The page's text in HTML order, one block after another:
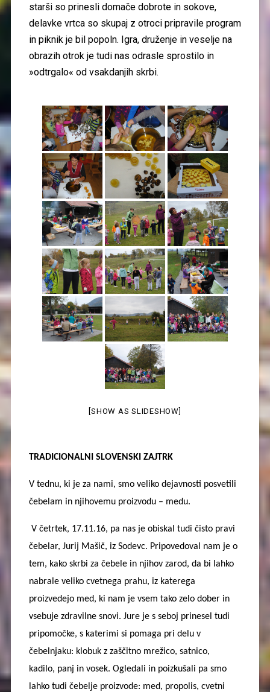
starši so prinesli domače dobrote in sokove,
delavke vrtca so skupaj z otroci pripravile program
in piknik je bil popoln. Igra, druženje in veselje na
obrazih otrok je tudi nas odrasle sprostilo in
»odtrgalo« od vsakdanjih skrbi.
[SHOW AS SLIDESHOW]
TRADICIONALNI SLOVENSKI ZAJTRK
V tednu, ki je za nami, smo veliko dejavnosti posvetili
čebelam in njihovemu proizvodu – medu.
V četrtek, 17.11.16, pa nas je obiskal tudi čisto pravi
čebelar, Jurij Mašič, iz Sodevc. Pripovedoval nam je o
tem, kako skrbi za čebele in njihov zarod, da bi lahko
nabrale veliko cvetnega prahu, iz katerega
proizvedejo med, ki nam je vsem tako zelo dober in
vsebuje zdravilne snovi. Jure je s seboj prinesel tudi
pripomočke, s katerimi si pomaga pri delu v
čebelnjaku: klobuk z zaščitno mrežico, satnico,
kadilo, panj in vosek. Ogledali in poizkušali pa smo
lahko tudi čebelje proizvode: med, propolis, cvetni